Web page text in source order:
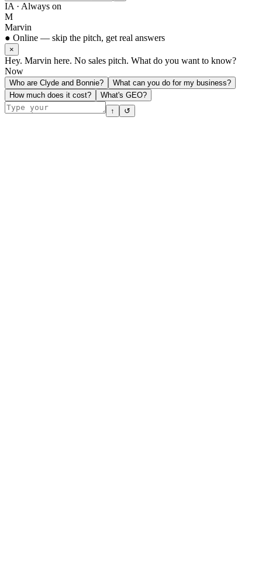
IA · Always on
M
Marvin
● Online — skip the pitch, get real answers
×
Hey. Marvin here. No sales pitch. What do you want to know?
Now
Who are Clyde and Bonnie?
What can you do for my business?
How much does it cost?
What's GEO?
↑
↺